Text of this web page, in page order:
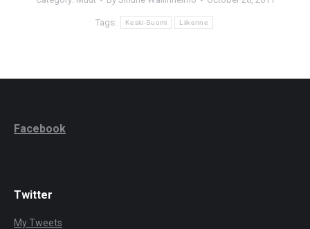
Tags: Keski-Suomi Liikenne
Facebook
Twitter
My Tweets